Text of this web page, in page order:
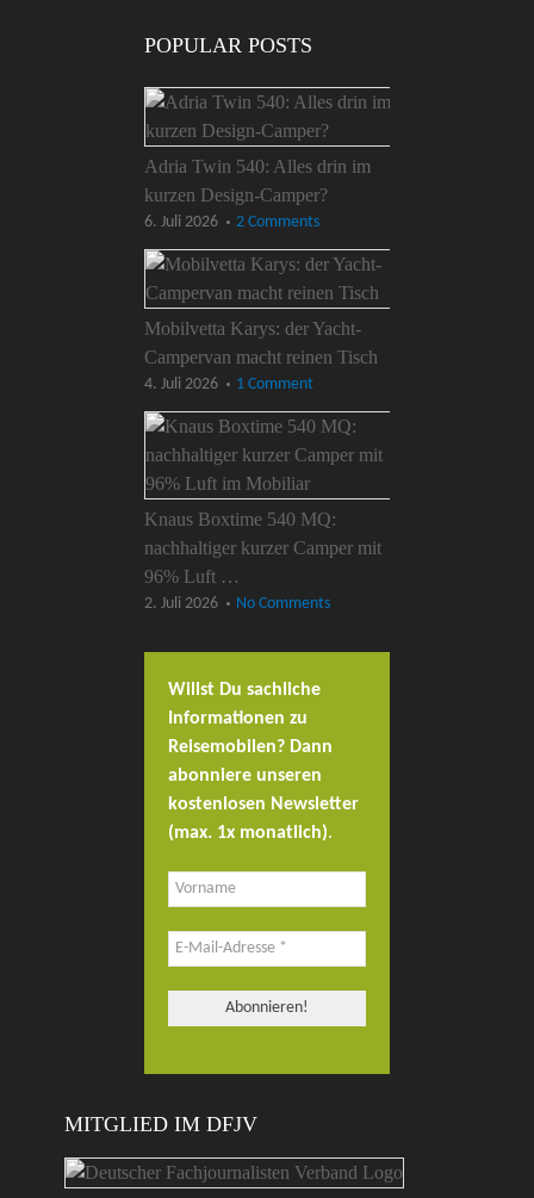
POPULAR POSTS
Adria Twin 540: Alles drin im
kurzen Design-Camper?
6. Juli 2026 2 Comments
Mobilvetta Karys: der Yacht-
Campervan macht reinen Tisch
4. Juli 2026 1 Comment
Knaus Boxtime 540 MQ:
nachhaltiger kurzer Camper mit
96% Luft …
2. Juli 2026 No Comments
Willst Du sachliche
Informationen zu
Reisemobilen? Dann
abonniere unseren
kostenlosen Newsletter
(max. 1x monatlich).
MITGLIED IM DFJV